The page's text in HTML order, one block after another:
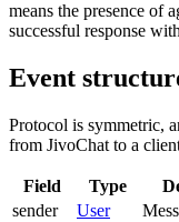
means the presence of
successful response
Event
Protocol is symmetric,
from JivoChat to a
Field Type
sender
User